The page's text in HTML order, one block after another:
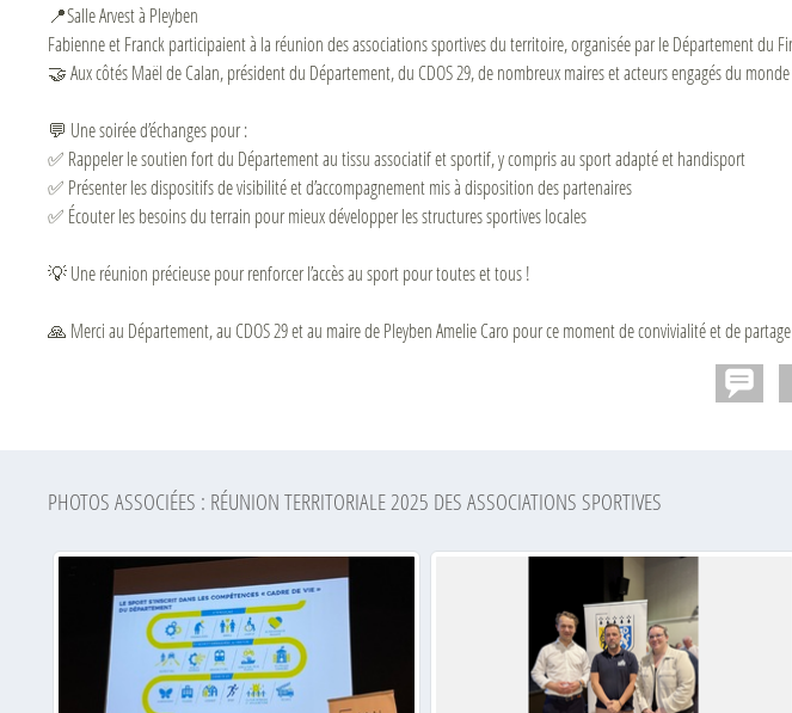
📍Salle Arvest à Pleyben
Fabienne et Franck participaient à la réunion des associations sportives du territoire, organisée par le Département du
🤝 Aux côtés Maël de Calan, président du Département, du CDOS 29, de nombreux maires et acteurs engagés du
💬 Une soirée d’échanges pour :
✅ Rappeler le soutien fort du Département au tissu associatif et sportif, y compris au sport adapté et handisport
✅ Présenter les dispositifs de visibilité et d’accompagnement mis à disposition des partenaires
✅ Écouter les besoins du terrain pour mieux développer les structures sportives locales
💡 Une réunion précieuse pour renforcer l’accès au sport pour toutes et tous !
🙏 Merci au Département, au CDOS 29 et au maire de Pleyben Amelie Caro pour ce moment de convivialité et de
PHOTOS ASSOCIÉES : RÉUNION TERRITORIALE 2025 DES ASSOCIATIONS SPORTIVES